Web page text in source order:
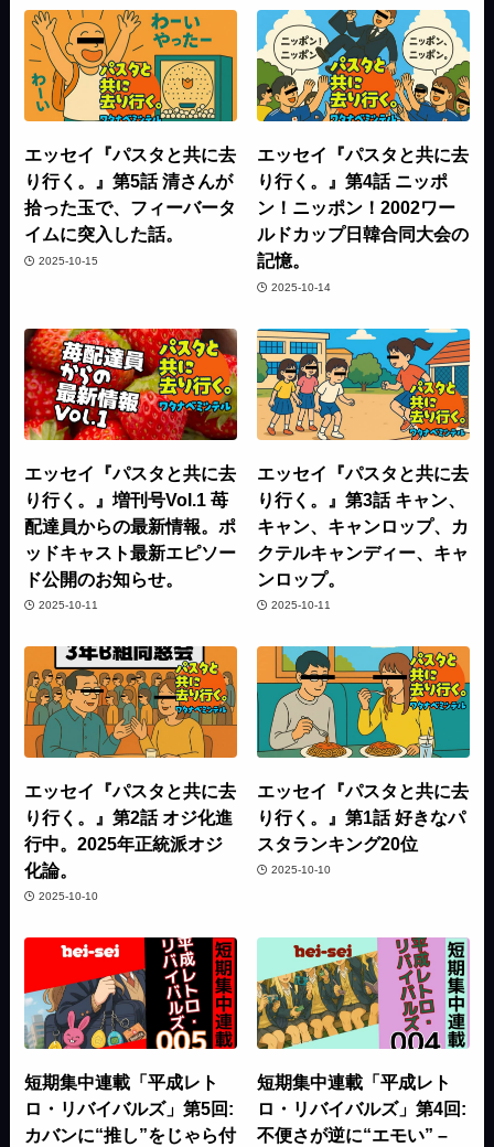
エッセイ『パスタと共に去
り行く。』第5話 清さんが
拾った玉で、フィーバータ
イムに突入した話。
2025-10-15
エッセイ『パスタと共に去
り行く。』第4話 ニッポ
ン！ニッポン！2002ワー
ルドカップ日韓合同大会の
記憶。
2025-10-14
エッセイ『パスタと共に去
り行く。』増刊号Vol.1 苺
配達員からの最新情報。ポ
ッドキャスト最新エピソー
ド公開のお知らせ。
2025-10-11
エッセイ『パスタと共に去
り行く。』第3話 キャン、
キャン、キャンロップ、カ
クテルキャンディー、キャ
ンロップ。
2025-10-11
エッセイ『パスタと共に去
り行く。』第2話 オジ化進
行中。2025年正統派オジ
化論。
2025-10-10
エッセイ『パスタと共に去
り行く。』第1話 好きなパ
スタランキング20位
2025-10-10
短期集中連載「平成レト
ロ・リバイバルズ」第5回:
カバンに“推し”をじゃら付
短期集中連載「平成レト
ロ・リバイバルズ」第4回:
不便さが逆に“エモい” –